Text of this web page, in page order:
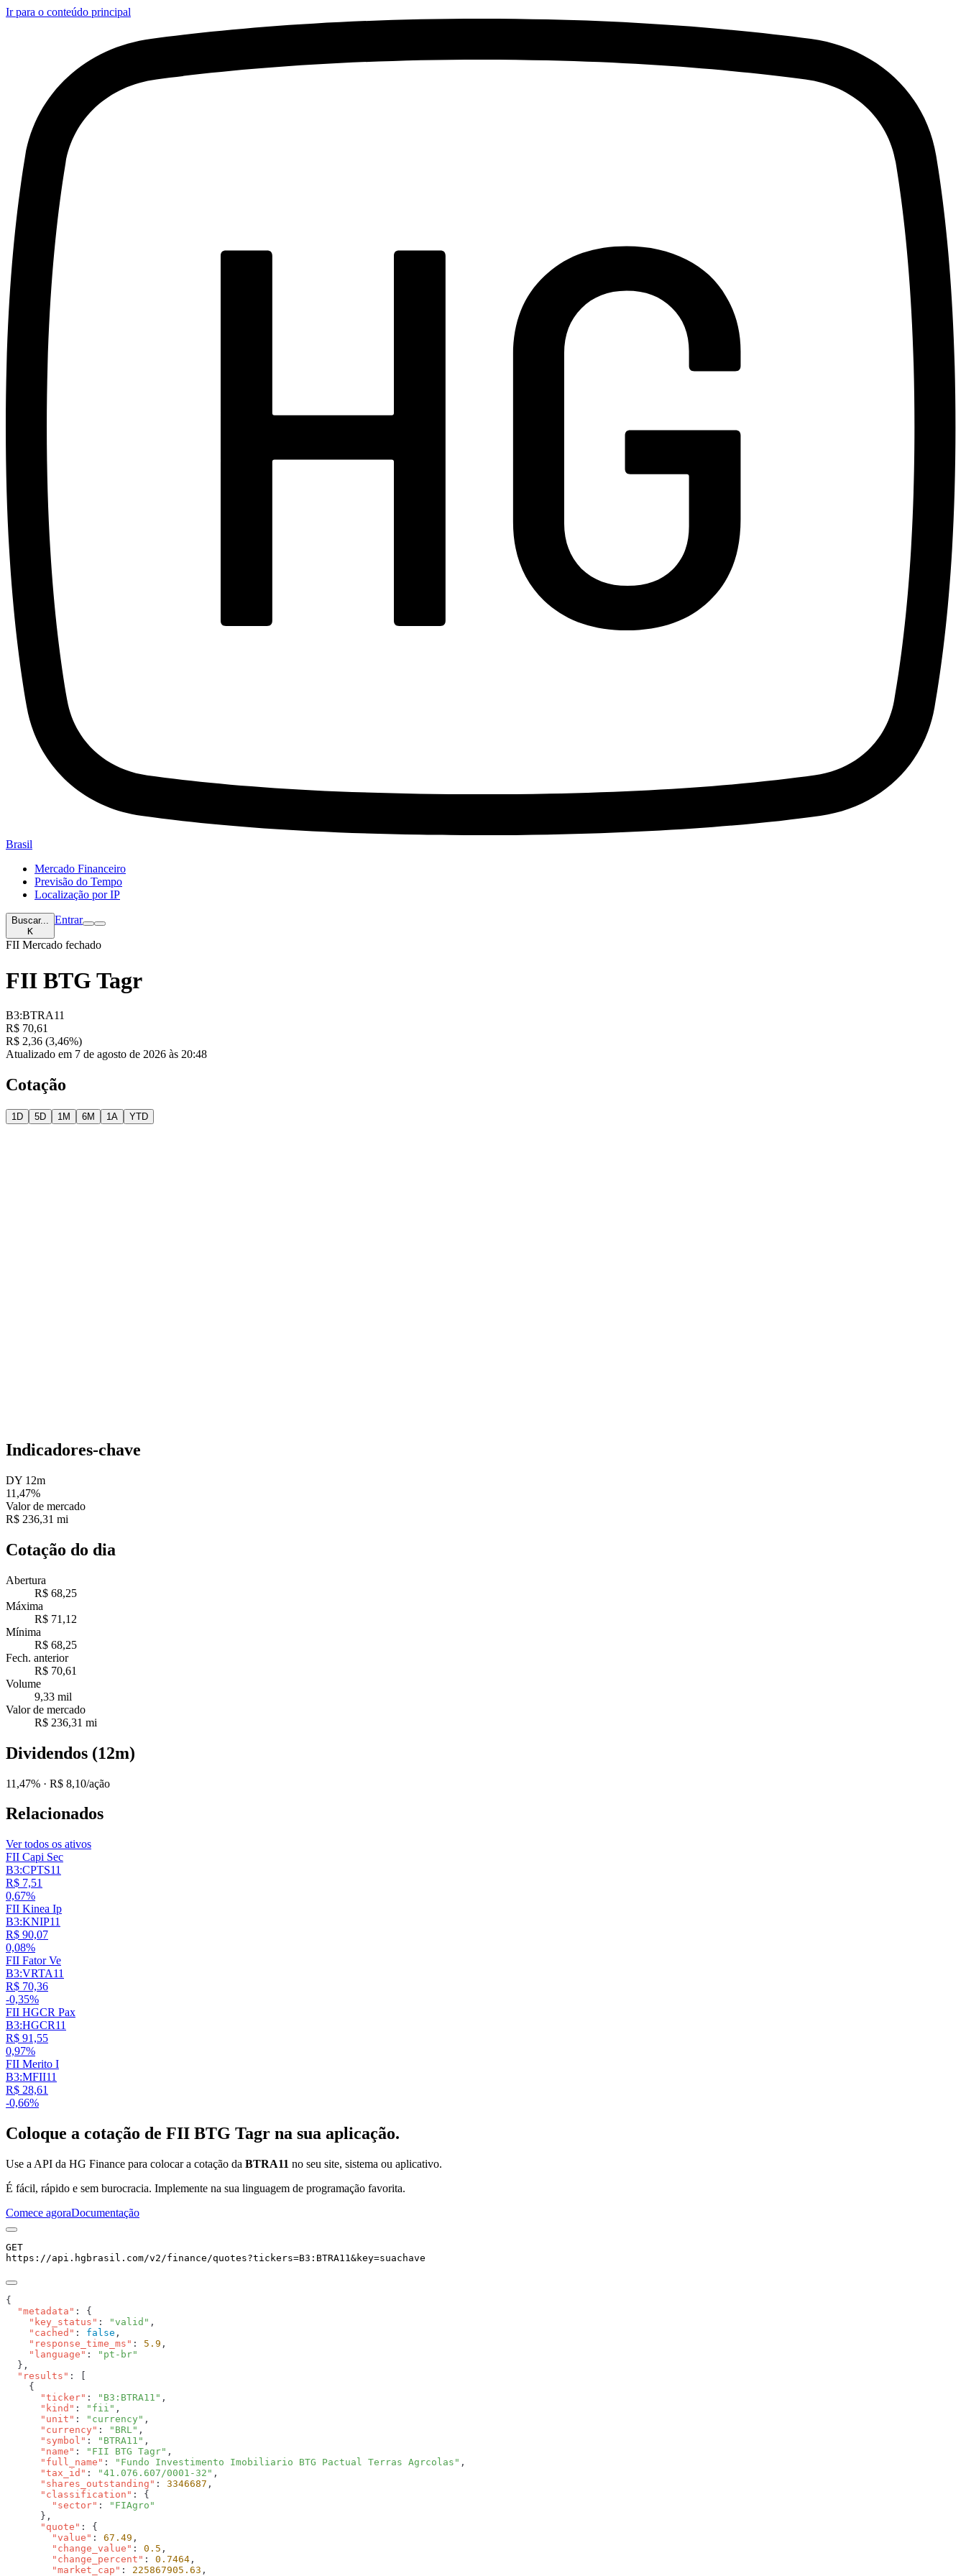
Ir para o conteúdo principal
Brasil
Mercado Financeiro
Previsão do Tempo
Localização por IP
Buscar...
K
Entrar
FII Mercado fechado
FII BTG Tagr
B3:BTRA11
R$ 70,61
R$ 2,36 (3,46%)
Atualizado em 7 de agosto de 2026 às 20:48
Cotação
1D 5D 1M 6M 1A YTD
Indicadores-chave
DY 12m
11,47%
Valor de mercado
R$ 236,31 mi
Cotação do dia
Abertura
R$ 68,25
Máxima
R$ 71,12
Mínima
R$ 68,25
Fech. anterior
R$ 70,61
Volume
9,33 mil
Valor de mercado
R$ 236,31 mi
Dividendos (12m)
11,47% · R$ 8,10/ação
Relacionados
Ver todos os ativos
FII Capi Sec
B3:CPTS11
R$ 7,51
0,67%
FII Kinea Ip
B3:KNIP11
R$ 90,07
0,08%
FII Fator Ve
B3:VRTA11
R$ 70,36
-0,35%
FII HGCR Pax
B3:HGCR11
R$ 91,55
0,97%
FII Merito I
B3:MFII11
R$ 28,61
-0,66%
Coloque a cotação de FII BTG Tagr na sua aplicação.
Use a API da HG Finance para colocar a cotação da BTRA11 no seu site, sistema ou aplicativo.
É fácil, rápido e sem burocracia. Implemente na sua linguagem de programação favorita.
Comece agoraDocumentação
GET
https://api.hgbrasil.com/v2/finance/quotes?tickers=B3:BTRA11&key=suachave
  "metadata"
    "key_status"
: "valid"
    "cached"
: false
    "response_time_ms"
: 5.9
    "language"
:
  "results"
      "ticker"
: "B3:BTRA11"
      "kind"
: "fii"
      "unit"
: "currency"
      "currency"
: "BRL"
      "symbol"
: "BTRA11"
      "name"
: "FII BTG Tagr"
      "full_name"
: "Fundo Investimento Imobiliario BTG Pactual Terras Agrcolas"
      "tax_id"
: "41.076.607/0001-32"
      "shares_outstanding"
: 3346687
      "classification"
        "sector"
:
      "quote"
        "value"
: 67.49
        "change_value"
: 0.5
        "change_percent"
: 0.7464
        "market_cap"
: 225867905.63